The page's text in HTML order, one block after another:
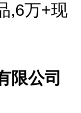
,6万+现
限公司